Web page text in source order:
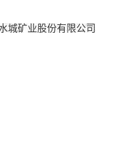
城矿业股份有限公司